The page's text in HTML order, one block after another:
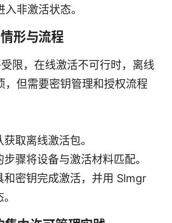
非激活状态。
形与流程
限，在线激活不可行时，离线
，但需要密钥管理和授权流程
取离线激活包。
骤将设备与激活材料匹配。
和密钥完成激活，并用 Slmgr